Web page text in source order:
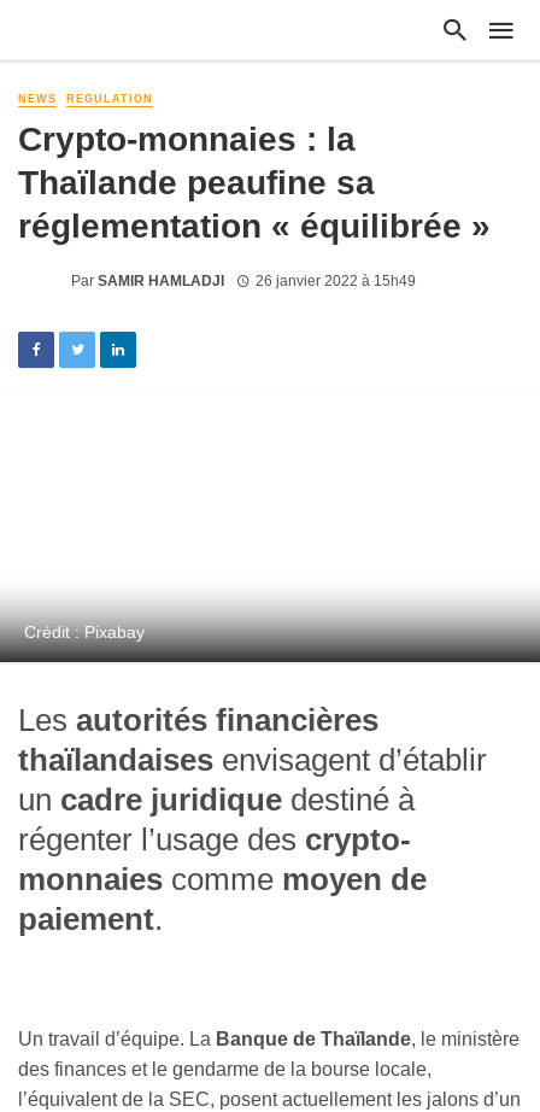
NEWS REGULATION
Crypto-monnaies : la
Thaïlande peaufine sa
réglementation « équilibrée »
Par SAMIR HAMLADJI 26 janvier 2022 à 15h49
Crédit : Pixabay
Les autorités financières
thaïlandaises envisagent d’établir
un cadre juridique destiné à
régenter l’usage des crypto-
monnaies comme moyen de
paiement.
Un travail d’équipe. La Banque de Thaïlande, le ministère
des finances et le gendarme de la bourse locale,
l’équivalent de la SEC, posent actuellement les jalons d’un